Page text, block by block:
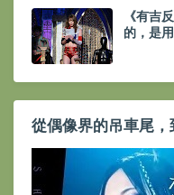
《有吉
的，是
從偶像界的吊車尾